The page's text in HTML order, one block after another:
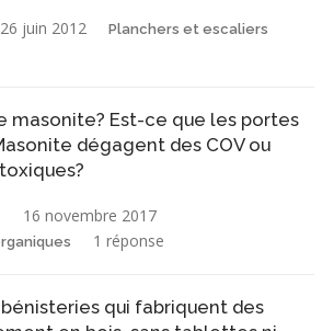
26 juin 2012 Planchers et escaliers
masonite? Est-ce que les portes
dégagent des COV ou
16 novembre 2017
1 réponse
qui fabriquent des